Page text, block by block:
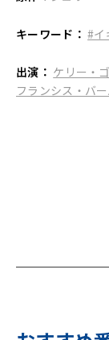
キーワード： #イ
出演： ケリー・
フランシス・バ